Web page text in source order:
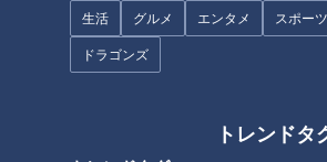
生活 グルメ エンタメ スポーツ
ドラゴンズ
トレンドタ
お菓子メーカー「湖池屋」の公式HPか
『工場直送便ポテトチップス』。2015年
ップスを、お客さんにも届けたいという